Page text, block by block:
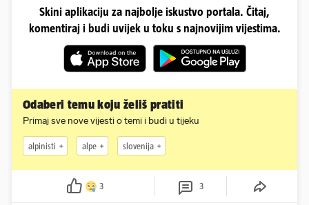
Skini aplikaciju za najbolje iskustvo portala. Čitaj,
komentiraj i budi uvijek u toku s najnovijim vijestima.
Odaberi temu koju želiš pratiti
Primaj sve nove vijesti o temi i budi u tijeku
alpinisti alpe slovenija
3 3